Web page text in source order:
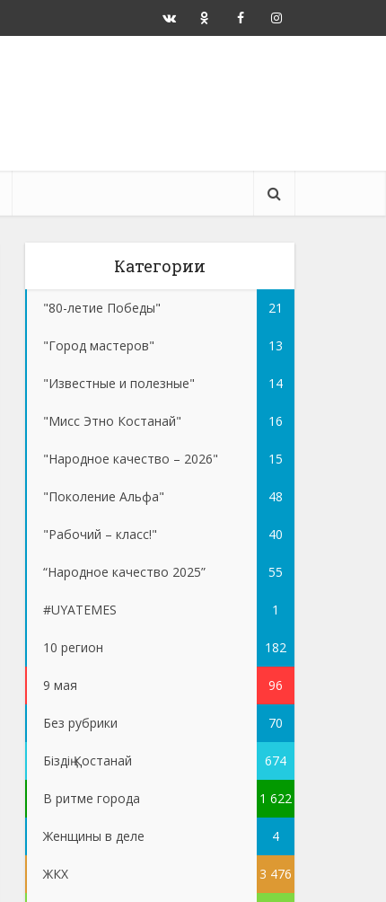
Категории
"80-летие Победы" 21
"Город мастеров" 13
"Известные и полезные" 14
"Мисс Этно Костанай" 16
"Народное качество – 2026" 15
"Поколение Альфа" 48
"Рабочий – класс!" 40
“Народное качество 2025” 55
#UYATEMES 1
10 регион 182
9 мая 96
Без рубрики 70
Біздің Қостанай 674
В ритме города 1 622
Женщины в деле 4
ЖКХ 3 476